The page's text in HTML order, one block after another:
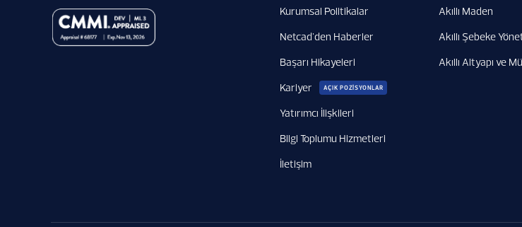
Kurumsal Politikalar
Netcad'den Haberler
Başarı Hikayeleri
Kariyer
AÇIK POZİSYONLAR
Yatırımcı İlişkileri
Bilgi Toplumu Hizmetleri
İletişim
Akıllı Maden
Akıllı Şebeke
Akıllı Altyapı ve